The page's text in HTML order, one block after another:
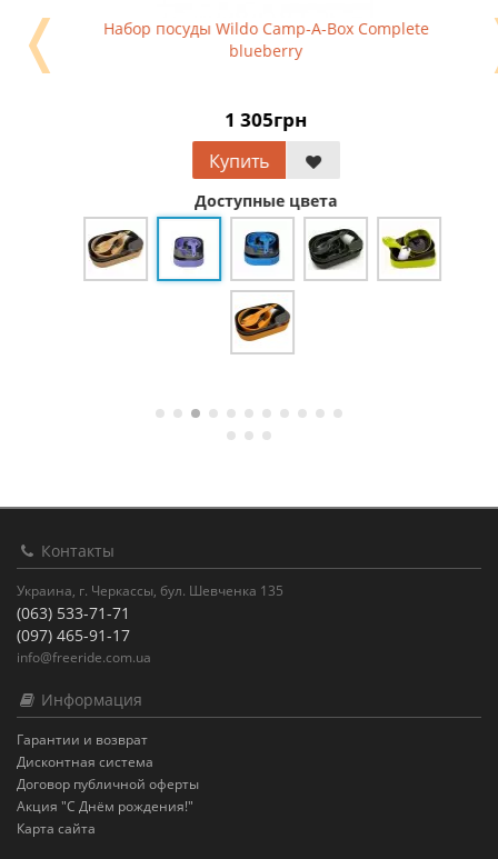
Набор посуды Wildo Camp-A-Box Complete
blueberry
1 305грн
Купить
Доступные цвета
❬
Контакты
Украина, г. Черкассы, бул. Шевченка 135
(063) 533-71-71
(097) 465-91-17
info@freeride.com.ua
Информация
Гарантии и возврат
Дисконтная система
Договор публичной оферты
Акция "С Днём рождения!"
Карта сайта